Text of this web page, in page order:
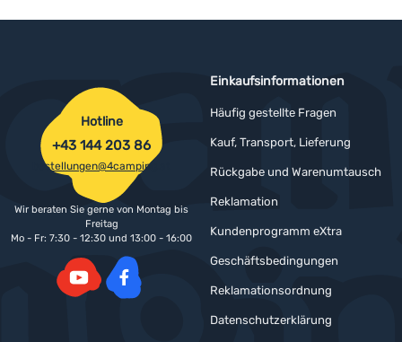
Einkaufsinformationen
Häufig gestellte Fragen
Kauf, Transport, Lieferung
Rückgabe und Warenumtausch
Reklamation
Kundenprogramm eXtra
Geschäftsbedingungen
Reklamationsordnung
Datenschutzerklärung
Hotline
+43 144 203 86
bestellungen@4camping.at
Wir beraten Sie gerne von Montag bis
Freitag
Mo - Fr: 7:30 - 12:30 und 13:00 - 16:00